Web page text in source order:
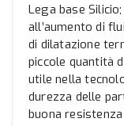
Lega base
all’aumento di
di dilatazione
piccole quantità
utile nella
durezza delle
buona resistenza